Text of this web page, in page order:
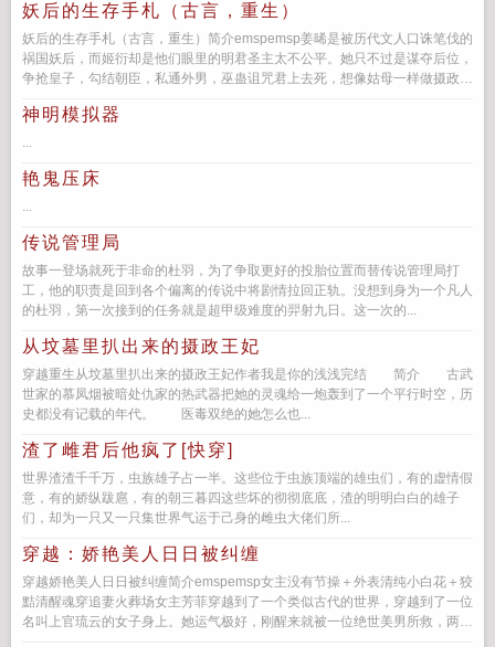
妖后的生存手札（古言，重生）
妖后的生存手札（古言，重生）简介emspemsp姜晞是被历代文人口诛笔伐的
祸国妖后，而姬衍却是他们眼里的明君圣主太不公平。她只不过是谋夺后位，
争抢皇子，勾结朝臣，私通外男，巫蛊诅咒君上去死，想像姑母一样做摄政太
神明模拟器
...
艳鬼压床
...
传说管理局
故事一登场就死于非命的杜羽，为了争取更好的投胎位置而替传说管理局打
工，他的职责是回到各个偏离的传说中将剧情拉回正轨。没想到身为一个凡人
的杜羽，第一次接到的任务就是超甲级难度的羿射九日。这一次的...
从坟墓里扒出来的摄政王妃
穿越重生从坟墓里扒出来的摄政王妃作者我是你的浅浅完结 简介 古武
世家的慕凤烟被暗处仇家的热武器把她的灵魂给一炮轰到了一个平行时空，历
史都没有记载的年代。 医毒双绝的她怎么也...
渣了雌君后他疯了[快穿]
世界渣渣千千万，虫族雄子占一半。这些位于虫族顶端的雄虫们，有的虚情假
意，有的娇纵跋扈，有的朝三暮四这些坏的彻彻底底，渣的明明白白的雄子
们，却为一只又一只集世界气运于己身的雌虫大佬们所...
穿越：娇艳美人日日被纠缠
穿越娇艳美人日日被纠缠简介emspemsp女主没有节操＋外表清纯小白花＋狡
黠清醒魂穿追妻火葬场女主芳菲穿越到了一个类似古代的世界，穿越到了一位
名叫上官琉云的女子身上。她运气极好，刚醒来就被一位绝世美男所救，两人